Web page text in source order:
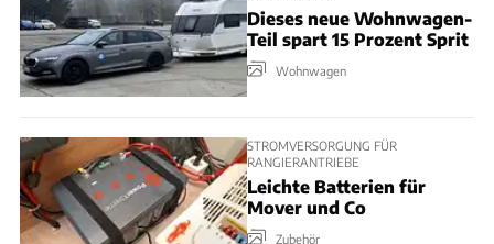
Dieses neue Wohnwagen-
Teil spart 15 Prozent Sprit
Wohnwagen
STROMVERSORGUNG FÜR
RANGIERANTRIEBE
Leichte Batterien für
Mover und Co
Zubehör